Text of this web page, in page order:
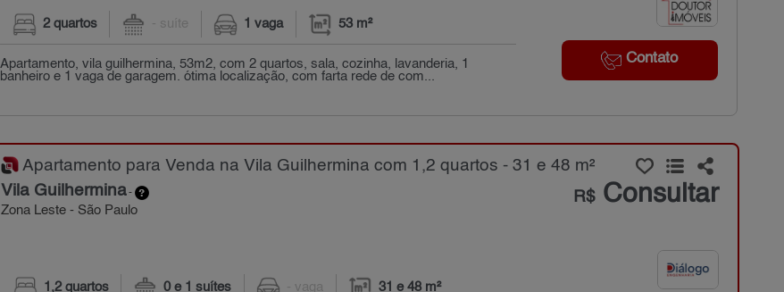
Contato
2 quartos - suíte 1 vaga 53 m²
Apartamento, vila guilhermina, 53m2, com 2 quartos, sala, cozinha, lavanderia, 1
banheiro e 1 vaga de garagem. ótima localização, com farta rede de com...
Apartamento para Venda na Vila Guilhermina com 1,2 quartos - 31 e 48 m²
Vila Guilhermina-
Zona Leste - São Paulo
R$Consultar
1,2 quartos 0 e 1 suítes - vaga 31 e 48 m²